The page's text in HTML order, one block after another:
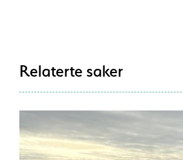
Relaterte saker